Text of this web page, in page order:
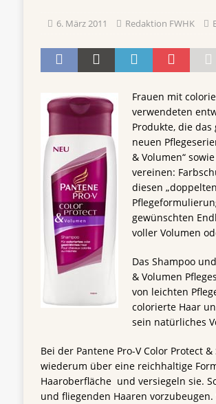
[ 29. Juli 2026 ]
Erforschung
6. März 2011 Redaktion FWHK
Frauen mit
verwendeten
Produkte, die
neuen
& Volumen“
vereinen:
diesen
gewünschten
voller Volumen
Das Shampoo
& Volumen
von leichten
colorierte Haar
sein natürliches
Bei der Pantene Pro-V Color Protect
wiederum über eine reichhaltige
Haaroberfläche und versiegeln sie.
und fliegenden Haaren